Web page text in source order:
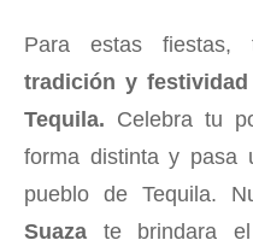
Para estas
tradición y
Tequila. Celebra tu
forma distinta y pasa
pueblo de Tequila.
Suaza te brindara el